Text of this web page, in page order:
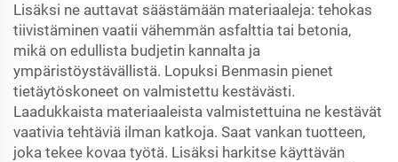
Lisäksi ne auttavat säästämään materiaaleja: tehokas
tiivistäminen vaatii vähemmän asfalttia tai betonia,
mikä on edullista budjetin kannalta ja
ympäristöystävällistä. Lopuksi Benmasin pienet
tietäytöskoneet on valmistettu kestävästi.
Laadukkaista materiaaleista valmistettuina ne kestävät
vaativia tehtäviä ilman katkoja. Saat vankan tuotteen,
joka tekee kovaa työtä. Lisäksi harkitse käyttävän